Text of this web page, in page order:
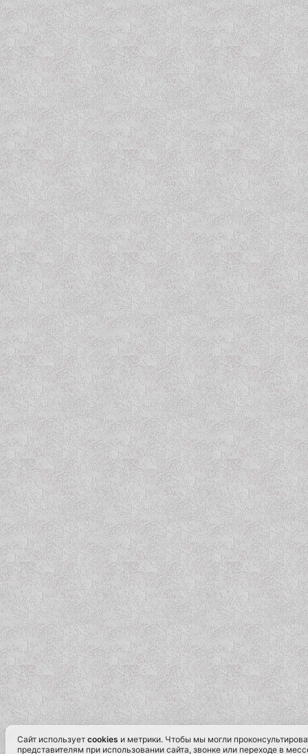
Сайт использует cookies и метрики. Чтобы мы могли
представителям при использовании сайта, звонке или переходе в